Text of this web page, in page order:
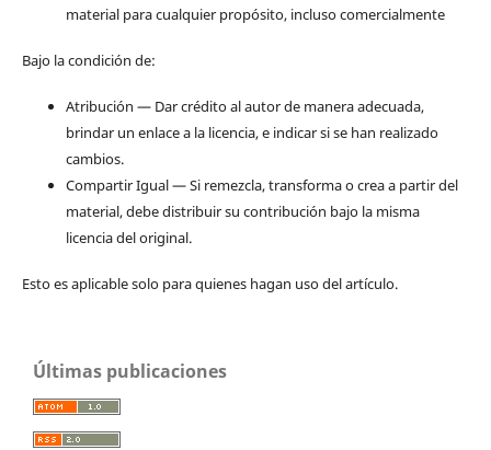
material para cualquier propósito, incluso comercialmente
Bajo la condición de:
Atribución — Dar crédito al autor de manera adecuada,
brindar un enlace a la licencia, e indicar si se han realizado
cambios.
Compartir Igual — Si remezcla, transforma o crea a partir del
material, debe distribuir su contribución bajo la misma
licencia del original.
Esto es aplicable solo para quienes hagan uso del artículo.
Últimas publicaciones